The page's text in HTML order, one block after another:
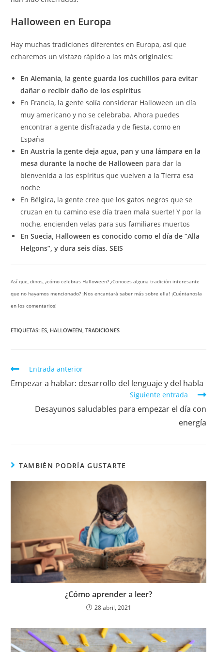
Halloween en Europa
Hay muchas tradiciones diferentes en Europa, así que
echaremos un vistazo rápido a las más originales:
En Alemania, la gente guarda los cuchillos para evitar
dañar o recibir daño de los espíritus
En Francia, la gente solía considerar Halloween un día
muy americano y no se celebraba. Ahora puedes
encontrar a gente disfrazada y de fiesta, como en
España
En Austria la gente deja agua, pan y una lámpara en la
mesa durante la noche de Halloween para dar la
bienvenida a los espíritus que vuelven a la Tierra esa
noche
En Bélgica, la gente cree que los gatos negros que se
cruzan en tu camino ese día traen mala suerte! Y por la
noche, encienden velas para sus familiares muertos
En Suecia, Halloween es conocido como el día de “Alla
Helgons”, y dura seis días. SEIS
Así que, dinos, ¿cómo celebras Halloween? ¿Conoces alguna tradición interesante
que no hayamos mencionado? ¡Nos encantará saber más sobre ella! ¡Cuéntanosla
en los comentarios!
ETIQUETAS: ES HALLOWEEN TRADICIONES
Entrada anterior
Empezar a hablar: desarrollo del lenguaje y del habla
Siguiente entrada
Desayunos saludables para empezar el día con
energía
TAMBIÉN PODRÍA GUSTARTE
¿Cómo aprender a leer?
28 abril, 2021